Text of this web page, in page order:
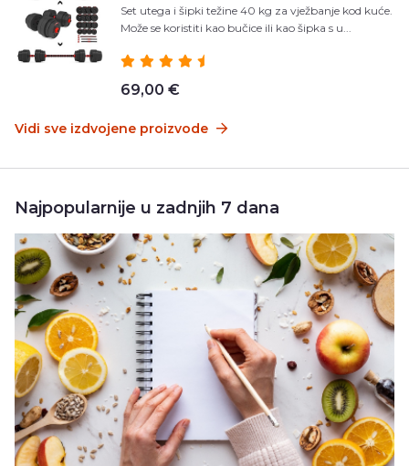
Set utega i šipki težine 40 kg za vježbanje kod kuće.
Može se koristiti kao bučice ili kao šipka s u...
69,00 €
Vidi sve izdvojene proizvode
Najpopularnije u zadnjih 7 dana